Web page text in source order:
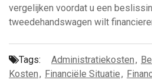
vergelijken voordat u een
tweedehandswagen wilt
Tags: Administratiekosten,
Kosten, Financiële Situatie,